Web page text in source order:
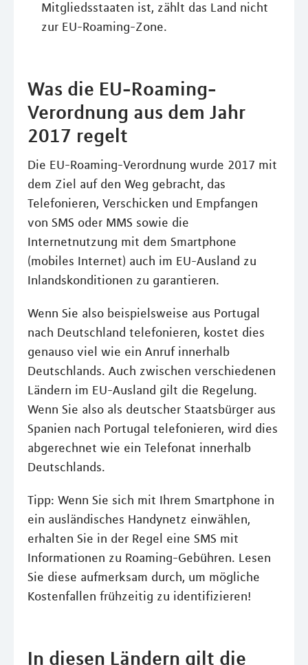
Mitgliedsstaaten ist, zählt das Land nicht
zur EU-Roaming-Zone.
Was die EU-Roaming-
Verordnung aus dem Jahr
2017 regelt
Die EU-Roaming-Verordnung wurde 2017 mit
dem Ziel auf den Weg gebracht, das
Telefonieren, Verschicken und Empfangen
von SMS oder MMS sowie die
Internetnutzung mit dem Smartphone
(mobiles Internet) auch im EU-Ausland zu
Inlandskonditionen zu garantieren.
Wenn Sie also beispielsweise aus Portugal
nach Deutschland telefonieren, kostet dies
genauso viel wie ein Anruf innerhalb
Deutschlands. Auch zwischen verschiedenen
Ländern im EU-Ausland gilt die Regelung.
Wenn Sie also als deutscher Staatsbürger aus
Spanien nach Portugal telefonieren, wird dies
abgerechnet wie ein Telefonat innerhalb
Deutschlands.
Tipp: Wenn Sie sich mit Ihrem Smartphone in
ein ausländisches Handynetz einwählen,
erhalten Sie in der Regel eine SMS mit
Informationen zu Roaming-Gebühren. Lesen
Sie diese aufmerksam durch, um mögliche
Kostenfallen frühzeitig zu identifizieren!
In diesen Ländern gilt die